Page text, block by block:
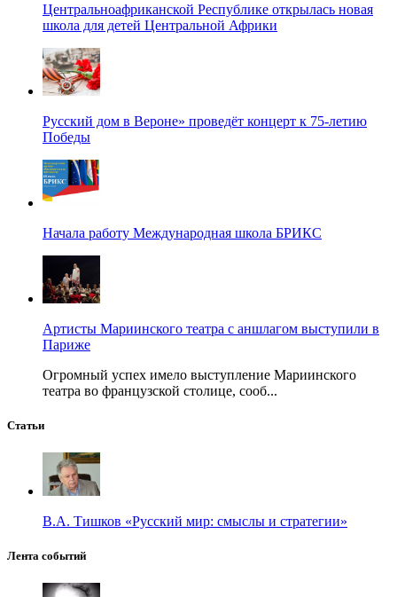
Центральноафриканской Республике открылась новая
школа для детей Центральной Африки
Русский дом в Вероне» проведёт концерт к 75-летию
Победы
Начала работу Международная школа БРИКС
Артисты Мариинского театра с аншлагом выступили в
Париже
Огромный успех имело выступление Мариинского
театра во французской столице, сооб...
Статьи
В.А. Тишков «Русский мир: смыслы и стратегии»
Лента событий